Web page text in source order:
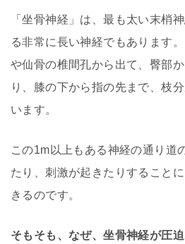
「坐骨神経」は、最も太い末梢
る非常に長い神経でもあります
や仙骨の椎間孔から出て、臀部
り、膝の下から指の先まで、枝
います。
この1m以上もある神経の通り道
たり、刺激が起きたりすること
きるのです。
そもそも、なぜ、坐骨神経が圧